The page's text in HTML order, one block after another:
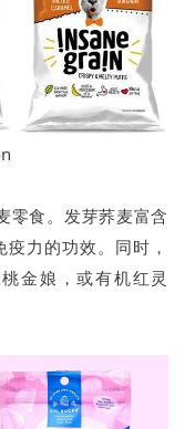
零食。发芽荞麦富含
力的功效。同时，
金娘，或有机红灵